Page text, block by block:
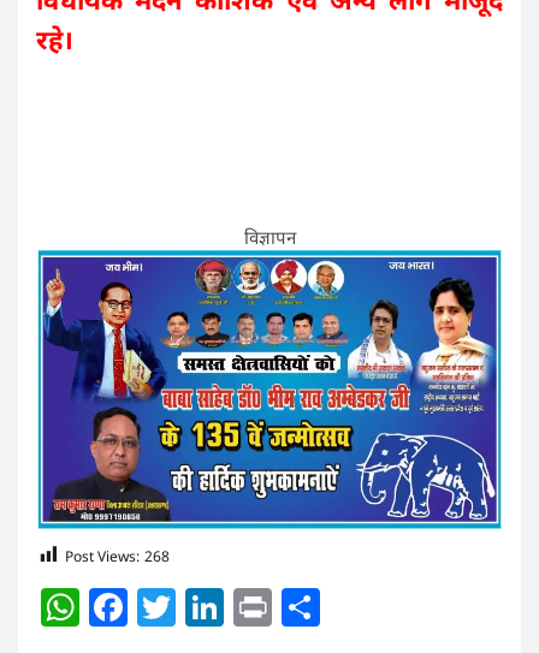
रहे।
विज्ञापन
Post Views: 268
WhatsApp
Facebook
Twitter
LinkedIn
Print